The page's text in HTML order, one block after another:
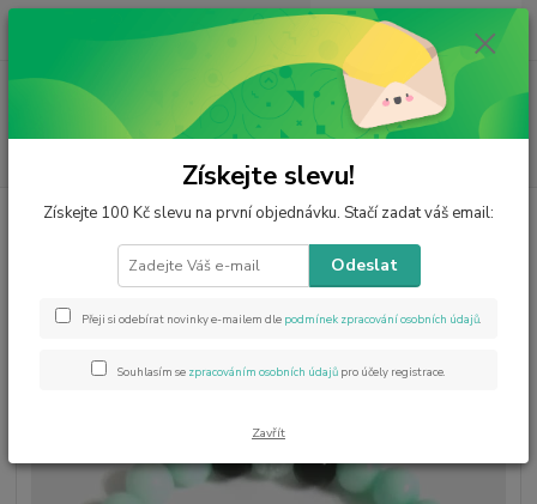
ks
0 Kč
Úvod Šperky z minerálů Náramky
Náramek z jadeitu mint a
Náramek z jadeitu mint a
stromem života z chirurgické oceli
Získejte slevu!
Získejte 100 Kč slevu na první objednávku. Stačí zadat váš email:
Odeslat
Přeji si odebírat novinky e-mailem dle podmínek zpracování osobních údajů.
Souhlasím se zpracováním osobních údajů pro účely registrace.
Zavřít